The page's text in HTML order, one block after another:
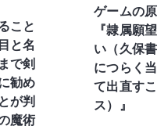
こと
と名
で剣
勧め
が判
魔術
ゲームの
『隷属願
い（久保
につらく
て出直す
ス）』